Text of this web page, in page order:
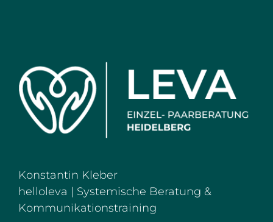
Konstantin Kleber
helloleva | Systemische Beratung &
Kommunikationstraining